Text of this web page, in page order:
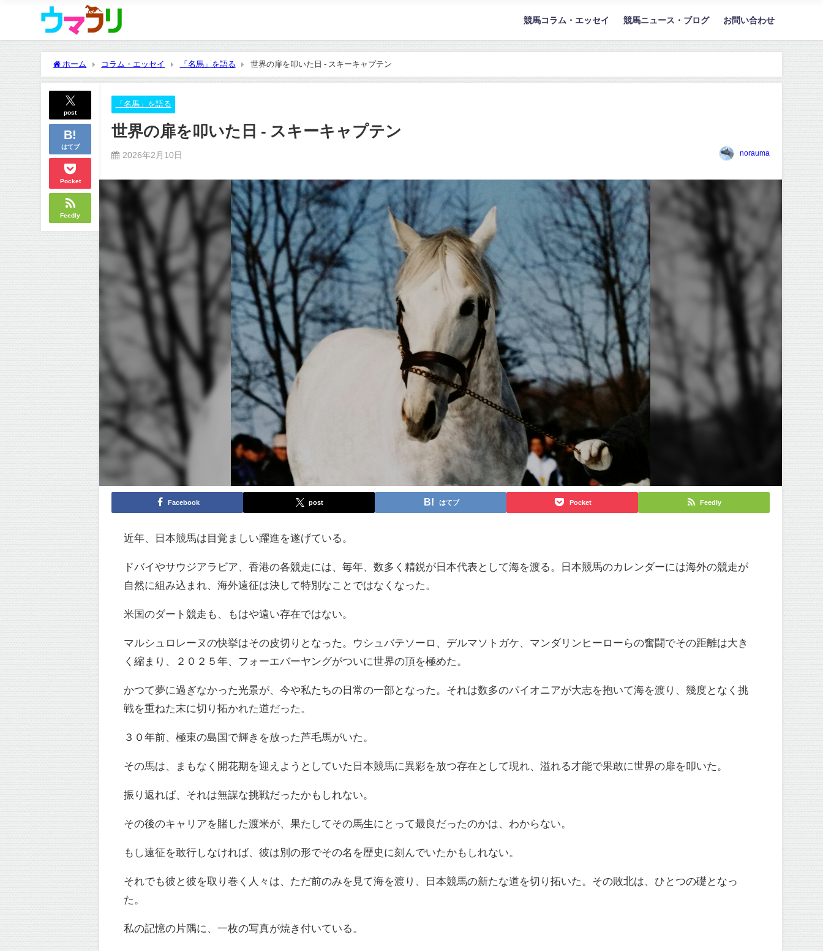
競馬コラム・エッセイ 競馬ニュース・ブログ お問い合わせ
ホーム コラム・エッセイ 「名馬」を語る 世界の扉を叩いた日 - スキーキャプテン
post
はてブ
Pocket
Feedly
「名馬」を語る
世界の扉を叩いた日 - スキーキャプテン
2026年2月10日 norauma
Facebook post はてブ Pocket Feedly
近年、日本競馬は目覚ましい躍進を遂げている。
ドバイやサウジアラビア、香港の各競走には、毎年、数多く精鋭が日本代表として海を渡る。日本競馬のカレンダーには海外の競走が
自然に組み込まれ、海外遠征は決して特別なことではなくなった。
米国のダート競走も、もはや遠い存在ではない。
マルシュロレーヌの快挙はその皮切りとなった。ウシュバテソーロ、デルマソトガケ、マンダリンヒーローらの奮闘でその距離は大き
く縮まり、２０２５年、フォーエバーヤングがついに世界の頂を極めた。
かつて夢に過ぎなかった光景が、今や私たちの日常の一部となった。それは数多のパイオニアが大志を抱いて海を渡り、幾度となく挑
戦を重ねた末に切り拓かれた道だった。
３０年前、極東の島国で輝きを放った芦毛馬がいた。
その馬は、まもなく開花期を迎えようとしていた日本競馬に異彩を放つ存在として現れ、溢れる才能で果敢に世界の扉を叩いた。
振り返れば、それは無謀な挑戦だったかもしれない。
その後のキャリアを賭した渡米が、果たしてその馬生にとって最良だったのかは、わからない。
もし遠征を敢行しなければ、彼は別の形でその名を歴史に刻んでいたかもしれない。
それでも彼と彼を取り巻く人々は、ただ前のみを見て海を渡り、日本競馬の新たな道を切り拓いた。その敗北は、ひとつの礎となっ
た。
私の記憶の片隅に、一枚の写真が焼き付いている。